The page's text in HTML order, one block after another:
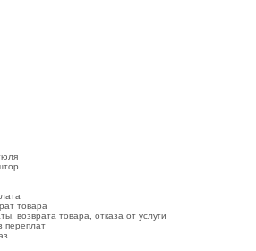
товара
возврата товара, отказа от услуги
переплат